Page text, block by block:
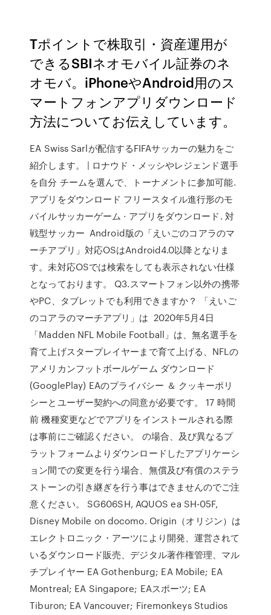
Tポイントで株取引・資産運用が
できるSBIネオモバイル証券のネ
オモバ。iPhoneやAndroid用のス
マートフォンアプリダウンロード
方法についてお伝えしています。
EA Swiss Sarlが配信するFIFAサッカーの魅力をご
紹介します。 | ロナウド・メッシやレジェンド選手
を自分 チームを選んで、トーナメントに参加可能.
アプリをダウンロード フリースタイル進行形のモ
バイルサッカーゲーム · アプリをダウンロード. 対
戦型サッカー Android版の「えいごのコアラのマ
ーチアプリ」対応OSはAndroid4.0以降となりま
す。未対応OSでは検索をしても表示されない仕様
となっております。 Q3.スマートフォン以外の携帯
やPC、タブレットでも利用できますか？ 「えいご
のコアラのマーチアプリ」は 2020年5月4日
「Madden NFL Mobile Football」は、無名選手を
育て上げスタープレイヤーまで育て上げる、NFLの
アメリカンフットボールゲーム ダウンロード
(GooglePlay) EAのプライバシー ＆ クッキーポリ
シーとユーザー契約への同意が必要です。 17 時間
前 機種変更などでアプリをインストールされる際
は事前にご確認ください。 の場合、及び異なるプ
ラットフォームよりダウンロードしたアプリケーシ
ョン間での変更を行う場合、無償及び有償のステラ
ストーンの引き継ぎを行う事はできませんのでご注
意ください。 SG606SH, AQUOS ea SH-05F,
Disney Mobile on docomo. Origin（オリジン）は
エレクトロニック・アーツにより開発、運営されて
いるダウンロード販売、デジタル著作権管理、マル
チプレイヤー EA Gothenburg; EA Mobile; EA
Montreal; EA Singapore; EAスポーツ; EA
Tiburon; EA Vancouver; Firemonkeys Studios